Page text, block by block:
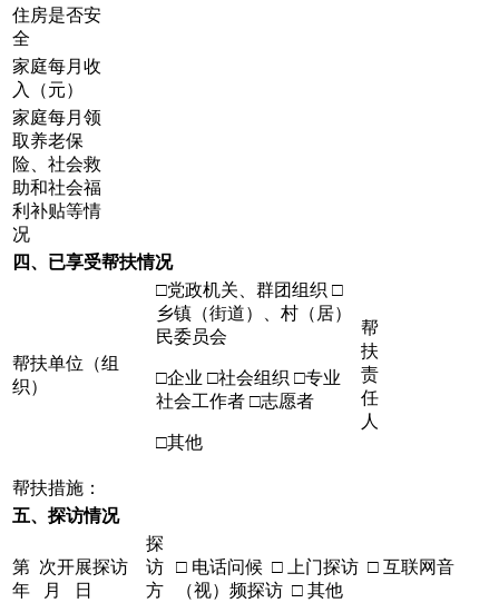
住房是否安
全
家庭每月收
入（元）
家庭每月领
取养老保
险、社会救
助和社会福
利补贴等情
况
四、已享受帮扶情况
帮扶单位（组
织）
□党政机关、群团组织 □
乡镇（街道）、村（居）
民委员会
□企业 □社会组织 □专业
社会工作者 □志愿者
□其他
帮
扶
责
任
人
帮扶措施：
五、探访情况
第 次开展探访
年 月 日
探
访
方
□ 电话问候 □ 上门探访 □ 互联网音
（视）频探访 □ 其他